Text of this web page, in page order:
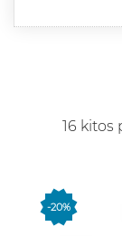
16 kitos
-20%